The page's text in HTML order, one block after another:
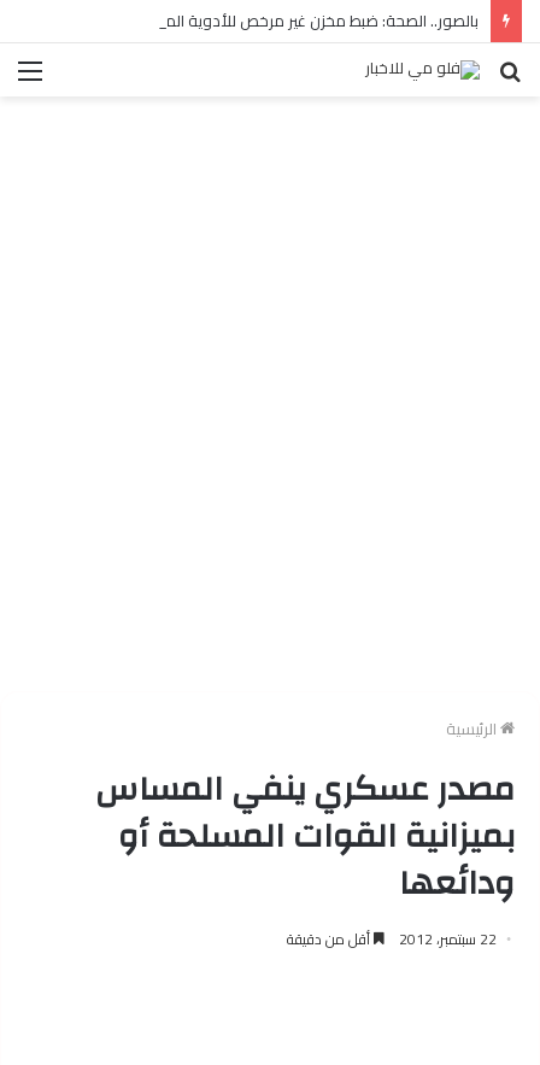
بالصور.. الصحة: ضبط مخزن غير مرخص للأدوية المهربة بالبساتين
بحث
الرئيسية
مصدر عسكري ينفي المساس
بميزانية القوات المسلحة أو
ودائعها
22 سبتمبر، 2012 أقل من دقيقة